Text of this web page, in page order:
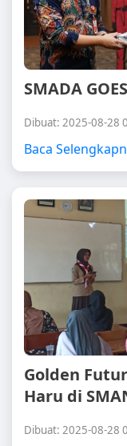
SMADA
Dibuat: 2025-08-28
Baca
Golden
Haru di
Dibuat: 2025-08-28